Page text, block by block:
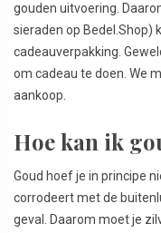
gouden uitvoering.
sieraden op Bedel.Shop)
cadeauverpakking.
om cadeau te doen. We
aankoop.
Hoe kan ik
Goud hoef je in principe
corrodeert met de
geval. Daarom moet je